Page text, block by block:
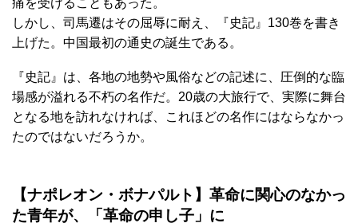
痛を受けることもあった。
しかし、司馬遷はその屈辱に耐え、『史記』130巻を書き
上げた。中国最初の通史の誕生である。
『史記』は、各地の地勢や風俗などの記述に、圧倒的な臨
場感が溢れる不朽の名作だ。20歳の大旅行で、実際に舞台
となる地を訪れなければ、これほどの名作にはならなかっ
たのではないだろうか。
【ナポレオン・ボナパルト】革命に関心のなかっ
た青年が、「革命の申し子」に